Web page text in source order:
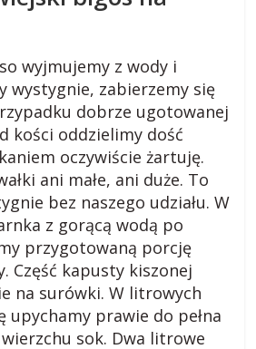
wyjmujemy z wody i
wystygnie, zabierzemy się
dobrze ugotowanej
kości oddzielimy dość
oczywiście żartuję.
ani małe, ani duże. To
bez naszego udziału. W
z gorącą wodą po
przygotowaną porcję
Część kapusty kiszonej
na surówki. W litrowych
upychamy prawie do pełna
sok. Dwa litrowe